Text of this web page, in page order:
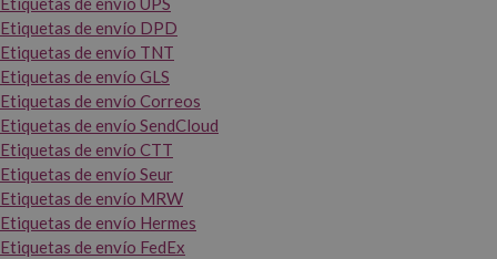
Etiquetas de envío DPD
Etiquetas de envío TNT
Etiquetas de envío GLS
Etiquetas de envío Correos
Etiquetas de envío SendCloud
Etiquetas de envío CTT
Etiquetas de envío Seur
Etiquetas de envío MRW
Etiquetas de envío Hermes
Etiquetas de envío FedEx